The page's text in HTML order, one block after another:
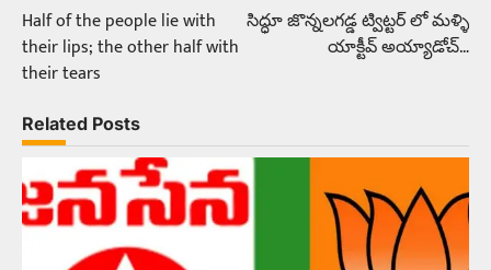
navigation
Half of the people lie with
their lips; the other half with
their tears
సిద్ధూ జొన్నలగడ్డ ట్విట్టర్ లో మళ్ళి
యాక్టీవ్ అయ్యాడోచ్…
Related Posts